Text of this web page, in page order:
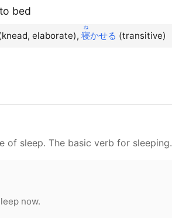
bed
elaborate), 寝
ね
かせる (transitive)
of sleep. The basic verb for sleeping.
now.